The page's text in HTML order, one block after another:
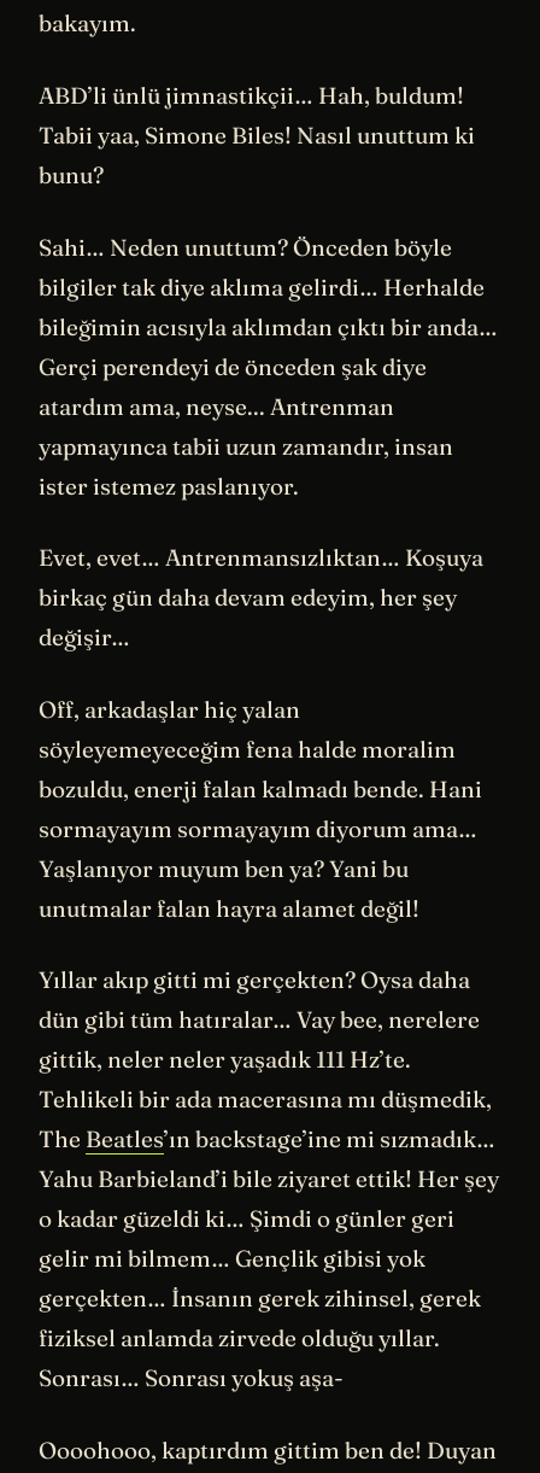
bakayım.
ABD’li ünlü jimnastikçii… Hah, buldum!
Tabii yaa, Simone Biles! Nasıl unuttum ki
bunu?
Sahi… Neden unuttum? Önceden böyle
bilgiler tak diye aklıma gelirdi… Herhalde
bileğimin acısıyla aklımdan çıktı bir anda…
Gerçi perendeyi de önceden şak diye
atardım ama, neyse... Antrenman
yapmayınca tabii uzun zamandır, insan
ister istemez paslanıyor.
Evet, evet… Antrenmansızlıktan… Koşuya
birkaç gün daha devam edeyim, her şey
değişir…
Off, arkadaşlar hiç yalan
söyleyemeyeceğim fena halde moralim
bozuldu, enerji falan kalmadı bende. Hani
sormayayım sormayayım diyorum ama…
Yaşlanıyor muyum ben ya? Yani bu
unutmalar falan hayra alamet değil!
Yıllar akıp gitti mi gerçekten? Oysa daha
dün gibi tüm hatıralar… Vay bee, nerelere
gittik, neler neler yaşadık 111 Hz’te.
Tehlikeli bir ada macerasına mı düşmedik,
The Beatles’ın backstage’ine mi sızmadık…
Yahu Barbieland’i bile ziyaret ettik! Her şey
o kadar güzeldi ki… Şimdi o günler geri
gelir mi bilmem… Gençlik gibisi yok
gerçekten… İnsanın gerek zihinsel, gerek
fiziksel anlamda zirvede olduğu yıllar.
Sonrası… Sonrası yokuş aşa-
Oooohooo, kaptırdım gittim ben de! Duyan